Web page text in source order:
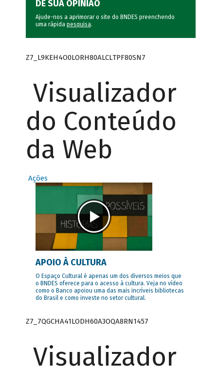
DÊ SUA OPINIÃO
Ajude-nos a aprimorar o site do BNDES preenchendo
uma rápida pesquisa.
Z7_L9KEH4O0LORH80ALCLTPF80SN7
Visualizador
do Conteúdo
da Web
Ações
APOIO À CULTURA
O Espaço Cultural é apenas um dos diversos meios que
o BNDES oferece para o acesso à cultura. Veja no vídeo
como o Banco apoiou uma das mais incríveis bibliotecas
do Brasil e como investe no setor cultural.
Z7_7QGCHA41LODH60A3OQA8RN1457
Visualizador